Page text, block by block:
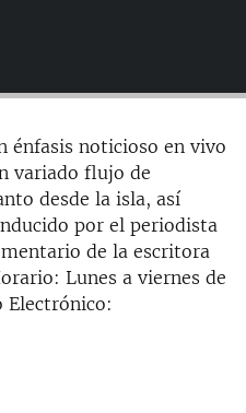
EN CUBA
LATINA
énfasis noticioso en vivo
variado flujo de
desde la isla, así
por el periodista
de la escritora
Lunes a viernes de
Electrónico: